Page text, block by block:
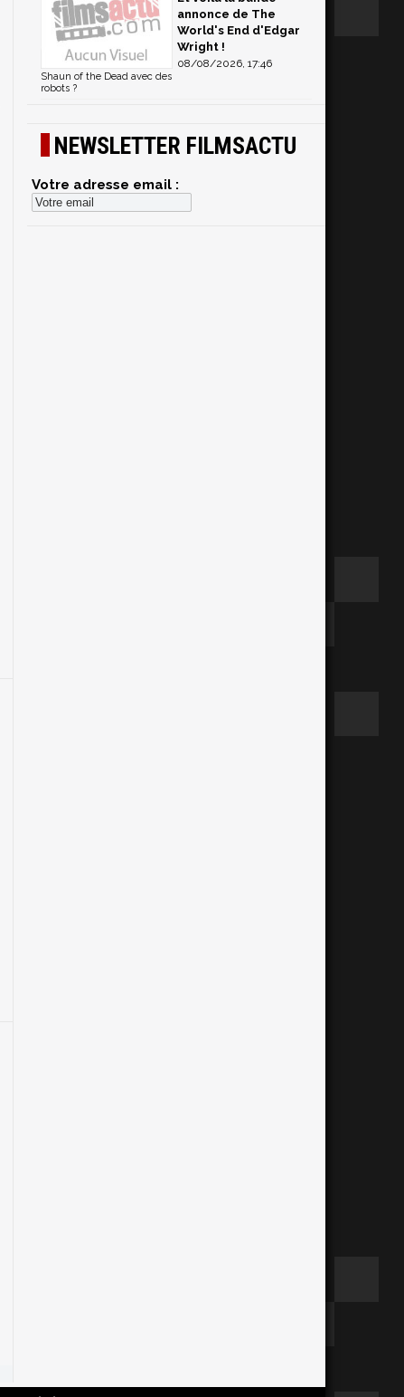
annonce de The
World's End d'Edgar
Wright !
08/08/2026, 17:46
Shaun of the Dead avec des
robots ?
NEWSLETTER FILMSACTU
Votre adresse email :